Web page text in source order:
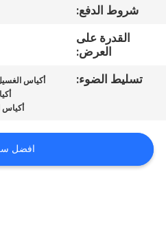
اطلب
اقتباس
PRIVACY
شروط الدفع:
القدرة على
العرض:
تسليط الضوء: أكياس
أكياس
افضل